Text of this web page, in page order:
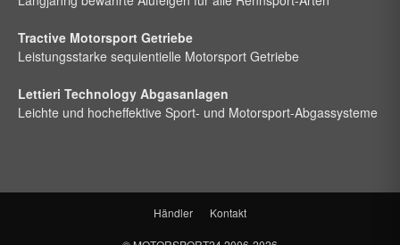
Tractive Motorsport Getriebe
Leistungsstarke sequientielle Motorsport Getriebe
Lettieri Technology Abgasanlagen
Leichte und hocheffektive Sport- und Motorsport-Abgassysteme
Händler Kontakt